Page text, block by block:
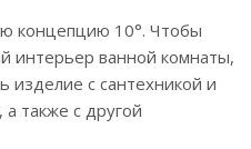
концепцию 10°. Чтобы
интерьер ванной комнаты,
изделие с сантехникой и
а также с другой